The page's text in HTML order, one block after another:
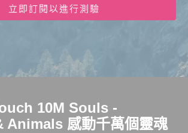
立即訂閱以進行測驗
10M Souls -
Animals 感動千萬個靈魂